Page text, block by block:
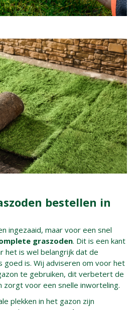
bestellen in
ingezaaid, maar voor een snel
graszoden. Dit is een kant
het is wel belangrijk dat de
goed is. Wij adviseren om voor het
te gebruiken, dit verbetert de
zorgt voor een snelle inworteling.
plekken in het gazon zijn